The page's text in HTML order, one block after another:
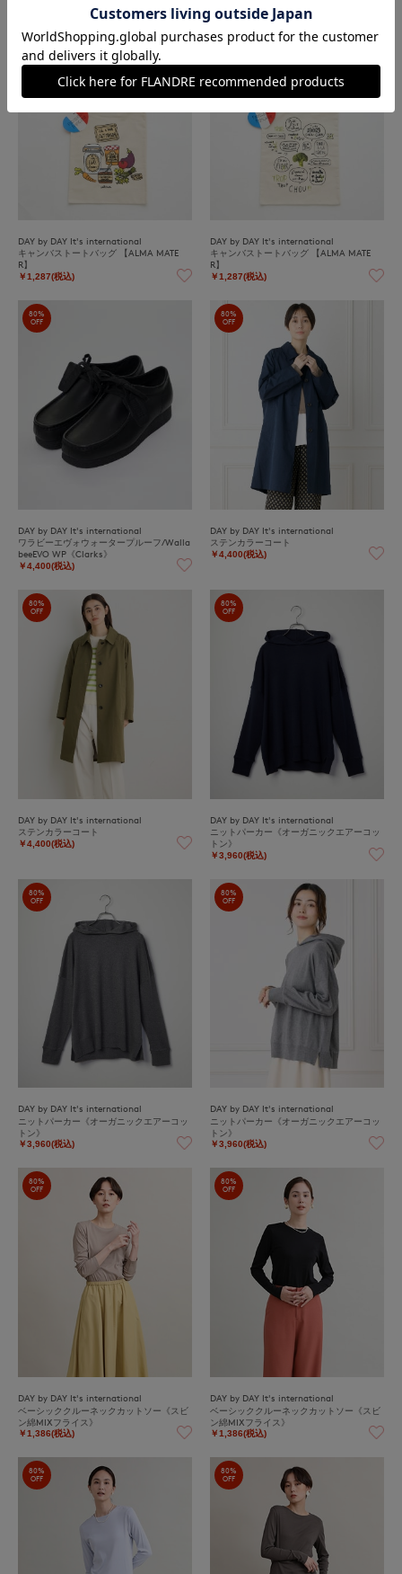
OFF
DAY by DAY It's international
キャンバストートバッグ 【ALMA MATE
R】
￥1,287(税込)
OFF
DAY by DAY It's international
キャンバストートバッグ 【ALMA MATE
R】
￥1,287(税込)
80%
OFF
DAY by DAY It's international
ワラビーエヴォウォータープルーフ/Walla
beeEVO WP《Clarks》
￥4,400(税込)
80%
OFF
DAY by DAY It's international
ステンカラーコート
￥4,400(税込)
80%
OFF
DAY by DAY It's international
ステンカラーコート
￥4,400(税込)
80%
OFF
DAY by DAY It's international
ニットパーカー《オーガニックエアーコッ
トン》
￥3,960(税込)
80%
OFF
DAY by DAY It's international
ニットパーカー《オーガニックエアーコッ
トン》
￥3,960(税込)
80%
OFF
DAY by DAY It's international
ニットパーカー《オーガニックエアーコッ
トン》
￥3,960(税込)
80%
OFF
DAY by DAY It's international
ベーシッククルーネックカットソー《スビ
ン綿MIXフライス》
￥1,386(税込)
80%
OFF
DAY by DAY It's international
ベーシッククルーネックカットソー《スビ
ン綿MIXフライス》
￥1,386(税込)
80%
OFF
80%
OFF